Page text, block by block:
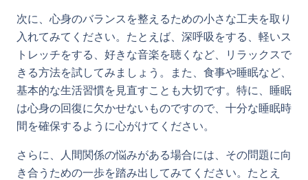
次に、心身のバランスを整えるための小さな工夫を取り
入れてみてください。たとえば、深呼吸をする、軽いス
トレッチをする、好きな音楽を聴くなど、リラックスで
きる方法を試してみましょう。また、食事や睡眠など、
基本的な生活習慣を見直すことも大切です。特に、睡眠
は心身の回復に欠かせないものですので、十分な睡眠時
間を確保するように心がけてください。
さらに、人間関係の悩みがある場合には、その問題に向
き合うための一歩を踏み出してみてください。たとえ